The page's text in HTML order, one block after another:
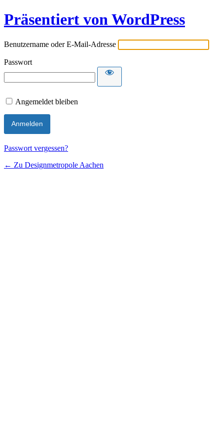
Präsentiert von WordPress
Benutzername oder E-Mail-Adresse
Passwort
Angemeldet bleiben
Passwort vergessen?
← Zu Designmetropole Aachen